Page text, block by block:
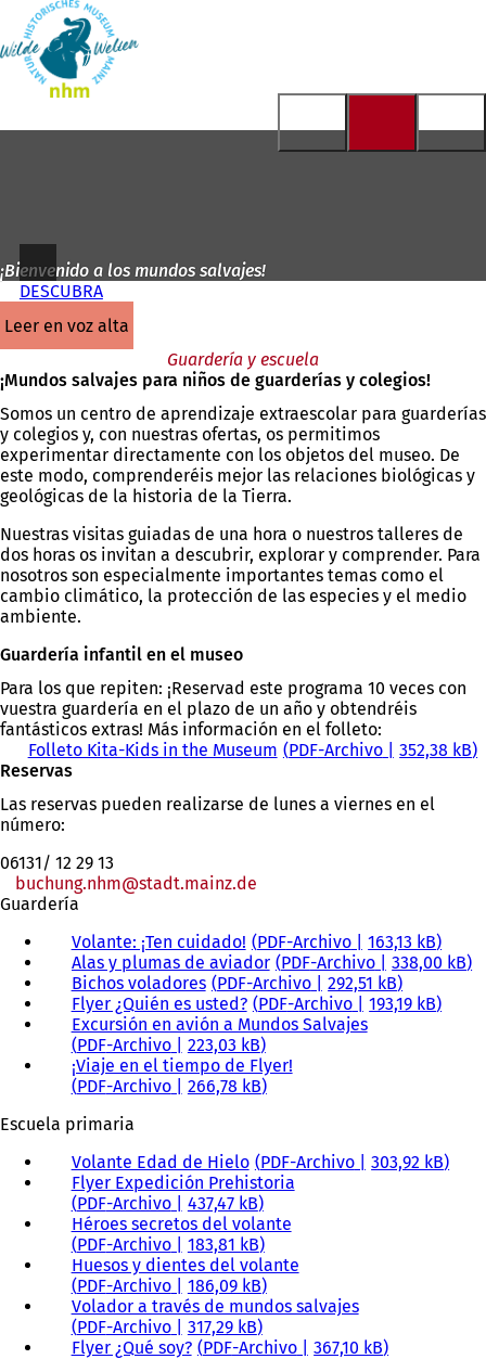
Saltar al contenido
página
¡Bienvenido a los mundos salvajes!
DESCUBRA
leer en voz alta
Guardería y escuela
¡Mundos salvajes para niños de guarderías y colegios!
Somos un centro de aprendizaje extraescolar para guarderías
y colegios y, con nuestras ofertas, os permitimos
experimentar directamente con los objetos del museo. De
este modo, comprenderéis mejor las relaciones biológicas y
geológicas de la historia de la Tierra.
Nuestras visitas guiadas de una hora o nuestros talleres de
dos horas os invitan a descubrir, explorar y comprender. Para
nosotros son especialmente importantes temas como el
cambio climático, la protección de las especies y el medio
ambiente.
Guardería infantil en el museo
Para los que repiten: ¡Reservad este programa 10 veces con
vuestra guardería en el plazo de un año y obtendréis
fantásticos extras! Más información en el folleto:
Folleto Kita-Kids in the Museum PDF-Archivo
352,38 kB
Reservas
Las reservas pueden realizarse de lunes a viernes en el
número:
06131/ 12 29 13
buchung.nhm
stadt.mainz de
Guardería
Volante: ¡Ten cuidado! PDF-Archivo
163,13 kB
Alas y plumas de aviador PDF-Archivo
338,00 kB
Bichos voladores PDF-Archivo
292,51 kB
Flyer ¿Quién es usted? PDF-Archivo
193,19 kB
Excursión en avión a Mundos Salvajes
PDF-Archivo
223,03 kB
¡Viaje en el tiempo de Flyer!
PDF-Archivo
266,78 kB
Escuela primaria
Volante Edad de Hielo PDF-Archivo
303,92 kB
Flyer Expedición Prehistoria
PDF-Archivo
437,47 kB
Héroes secretos del volante
PDF-Archivo
183,81 kB
Huesos y dientes del volante
PDF-Archivo
186,09 kB
Volador a través de mundos salvajes
PDF-Archivo
317,29 kB
Flyer ¿Qué soy? PDF-Archivo
367,10 kB